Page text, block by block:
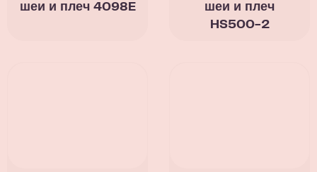
шеи и плеч 4098E
шеи и плеч
HS500-2